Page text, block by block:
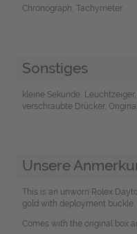
Chronograph, Tachymeter
Sonstiges
kleine Sekunde,
verschraubte Drücker,
Unsere
This is an unworn Rolex
gold with deployment buckle.
Comes with the original box